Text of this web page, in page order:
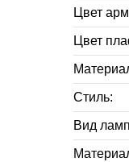
Цвет
Цвет
Стиль:
Вид